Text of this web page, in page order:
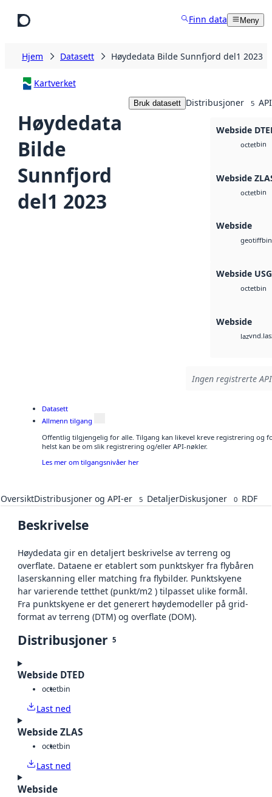
Finn data Meny
Hjem Datasett Høydedata Bilde Sunnfjord del1 2023
Kartverket
Høydedata
Bilde
Sunnfjord
del1 2023
Bruk datasett Distribusjoner 5
Webside
octetbin
Webside
octetbin
Webside
geotiffbin
Webside
octetbin
Webside
laz
Ingen registrerte
Datasett
Allmenn tilgang
Offentlig tilgjengelig for alle. Tilgang kan likevel kreve registrering og
helst kan be om slik registrering og/eller API-nøkler.
Les mer om tilgangsnivåer her
OversiktDistribusjoner og API-er 5 DetaljerDiskusjoner 0 RDF
Beskrivelse
Høydedata gir en detaljert beskrivelse av terreng og
overflate. Dataene er etablert som punktskyer fra flybåren
laserskanning eller matching fra flybilder. Punktskyene
har varierende tetthet (punkt/m2 ) tilpasset ulike formål.
Fra punktskyene er det generert høydemodeller på grid-
format av terreng (DTM) og overflate (DOM).
Distribusjoner 5
Webside DTED
octetbin
Last ned
Webside ZLAS
octetbin
Last ned
Webside